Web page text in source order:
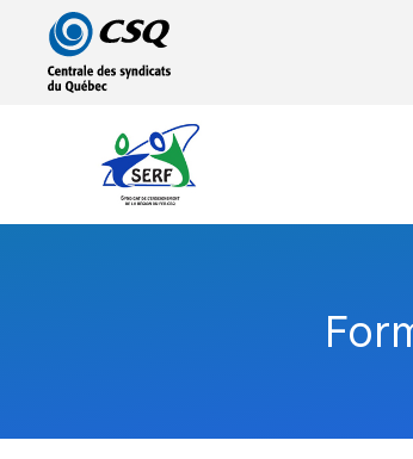
Passer
menu
principal
Passer
contenu